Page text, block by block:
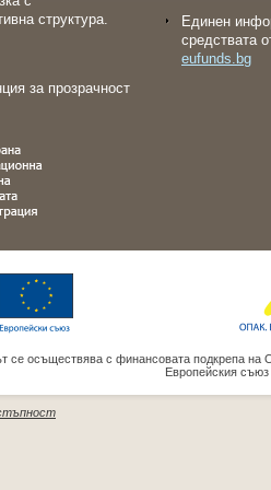
структура.
за прозрачност
Eдинен
средствата
eufunds.bg
се осъществява с финансовата подкрепа на
Европейския